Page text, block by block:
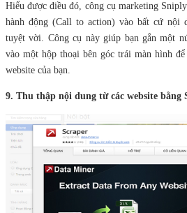
Hiểu được điều đó, công cụ marketing
hành động (Call to action) vào bất cứ nội
tuyệt vời. Công cụ này giúp bạn gắn một
vào một hộp thoại bên góc trái màn hình
website của bạn.
9. Thu thập nội dung từ các website bằng